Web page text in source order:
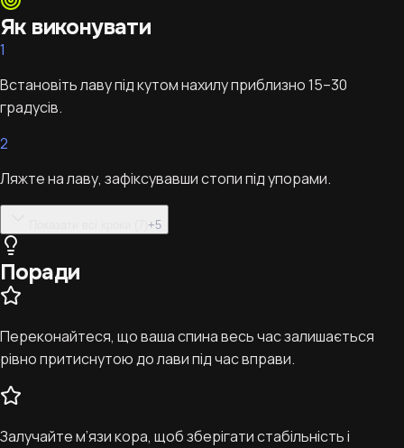
Як виконувати
1
Встановіть лаву під кутом нахилу приблизно 15–30
градусів.
2
Ляжте на лаву, зафіксувавши стопи під упорами.
+5
Поради
Переконайтеся, що ваша спина весь час залишається
рівно притиснутою до лави під час вправи.
Залучайте м’язи кора, щоб зберігати стабільність і